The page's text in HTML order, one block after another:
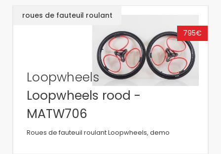
roues de fauteuil roulant
795€
Loopwheels
Loopwheels rood -
MATW706
Roues de fauteuil roulant Loopwheels, demo